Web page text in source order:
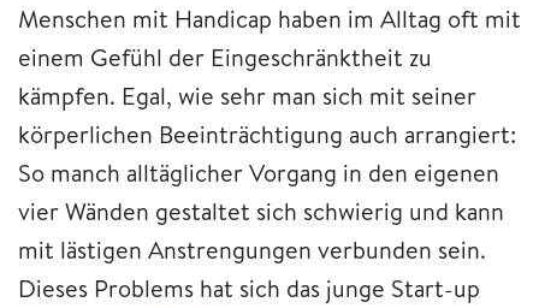
Menschen mit Handicap haben im Alltag oft mit
einem Gefühl der Eingeschränktheit zu
kämpfen. Egal, wie sehr man sich mit seiner
körperlichen Beeinträchtigung auch arrangiert:
So manch alltäglicher Vorgang in den eigenen
vier Wänden gestaltet sich schwierig und kann
mit lästigen Anstrengungen verbunden sein.
Dieses Problems hat sich das junge Start-up